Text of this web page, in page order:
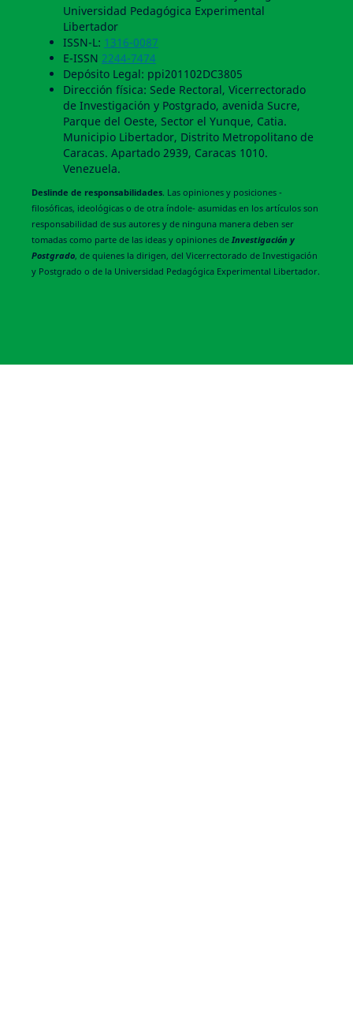
Universidad Pedagógica Experimental
Libertador
ISSN-L: 1316-0087
E-ISSN 2244-7474
Depósito Legal: ppi201102DC3805
Dirección física: Sede Rectoral, Vicerrectorado
de Investigación y Postgrado, avenida Sucre,
Parque del Oeste, Sector el Yunque, Catia.
Municipio Libertador, Distrito Metropolitano de
Caracas. Apartado 2939, Caracas 1010.
Venezuela.
Deslinde de responsabilidades. Las opiniones y posiciones -
filosóficas, ideológicas o de otra índole- asumidas en los artículos son
responsabilidad de sus autores y de ninguna manera deben ser
tomadas como parte de las ideas y opiniones deInvestigación y
Postgrado, de quienes la dirigen, del Vicerrectorado de Investigación
y Postgrado o de la Universidad Pedagógica Experimental Libertador.